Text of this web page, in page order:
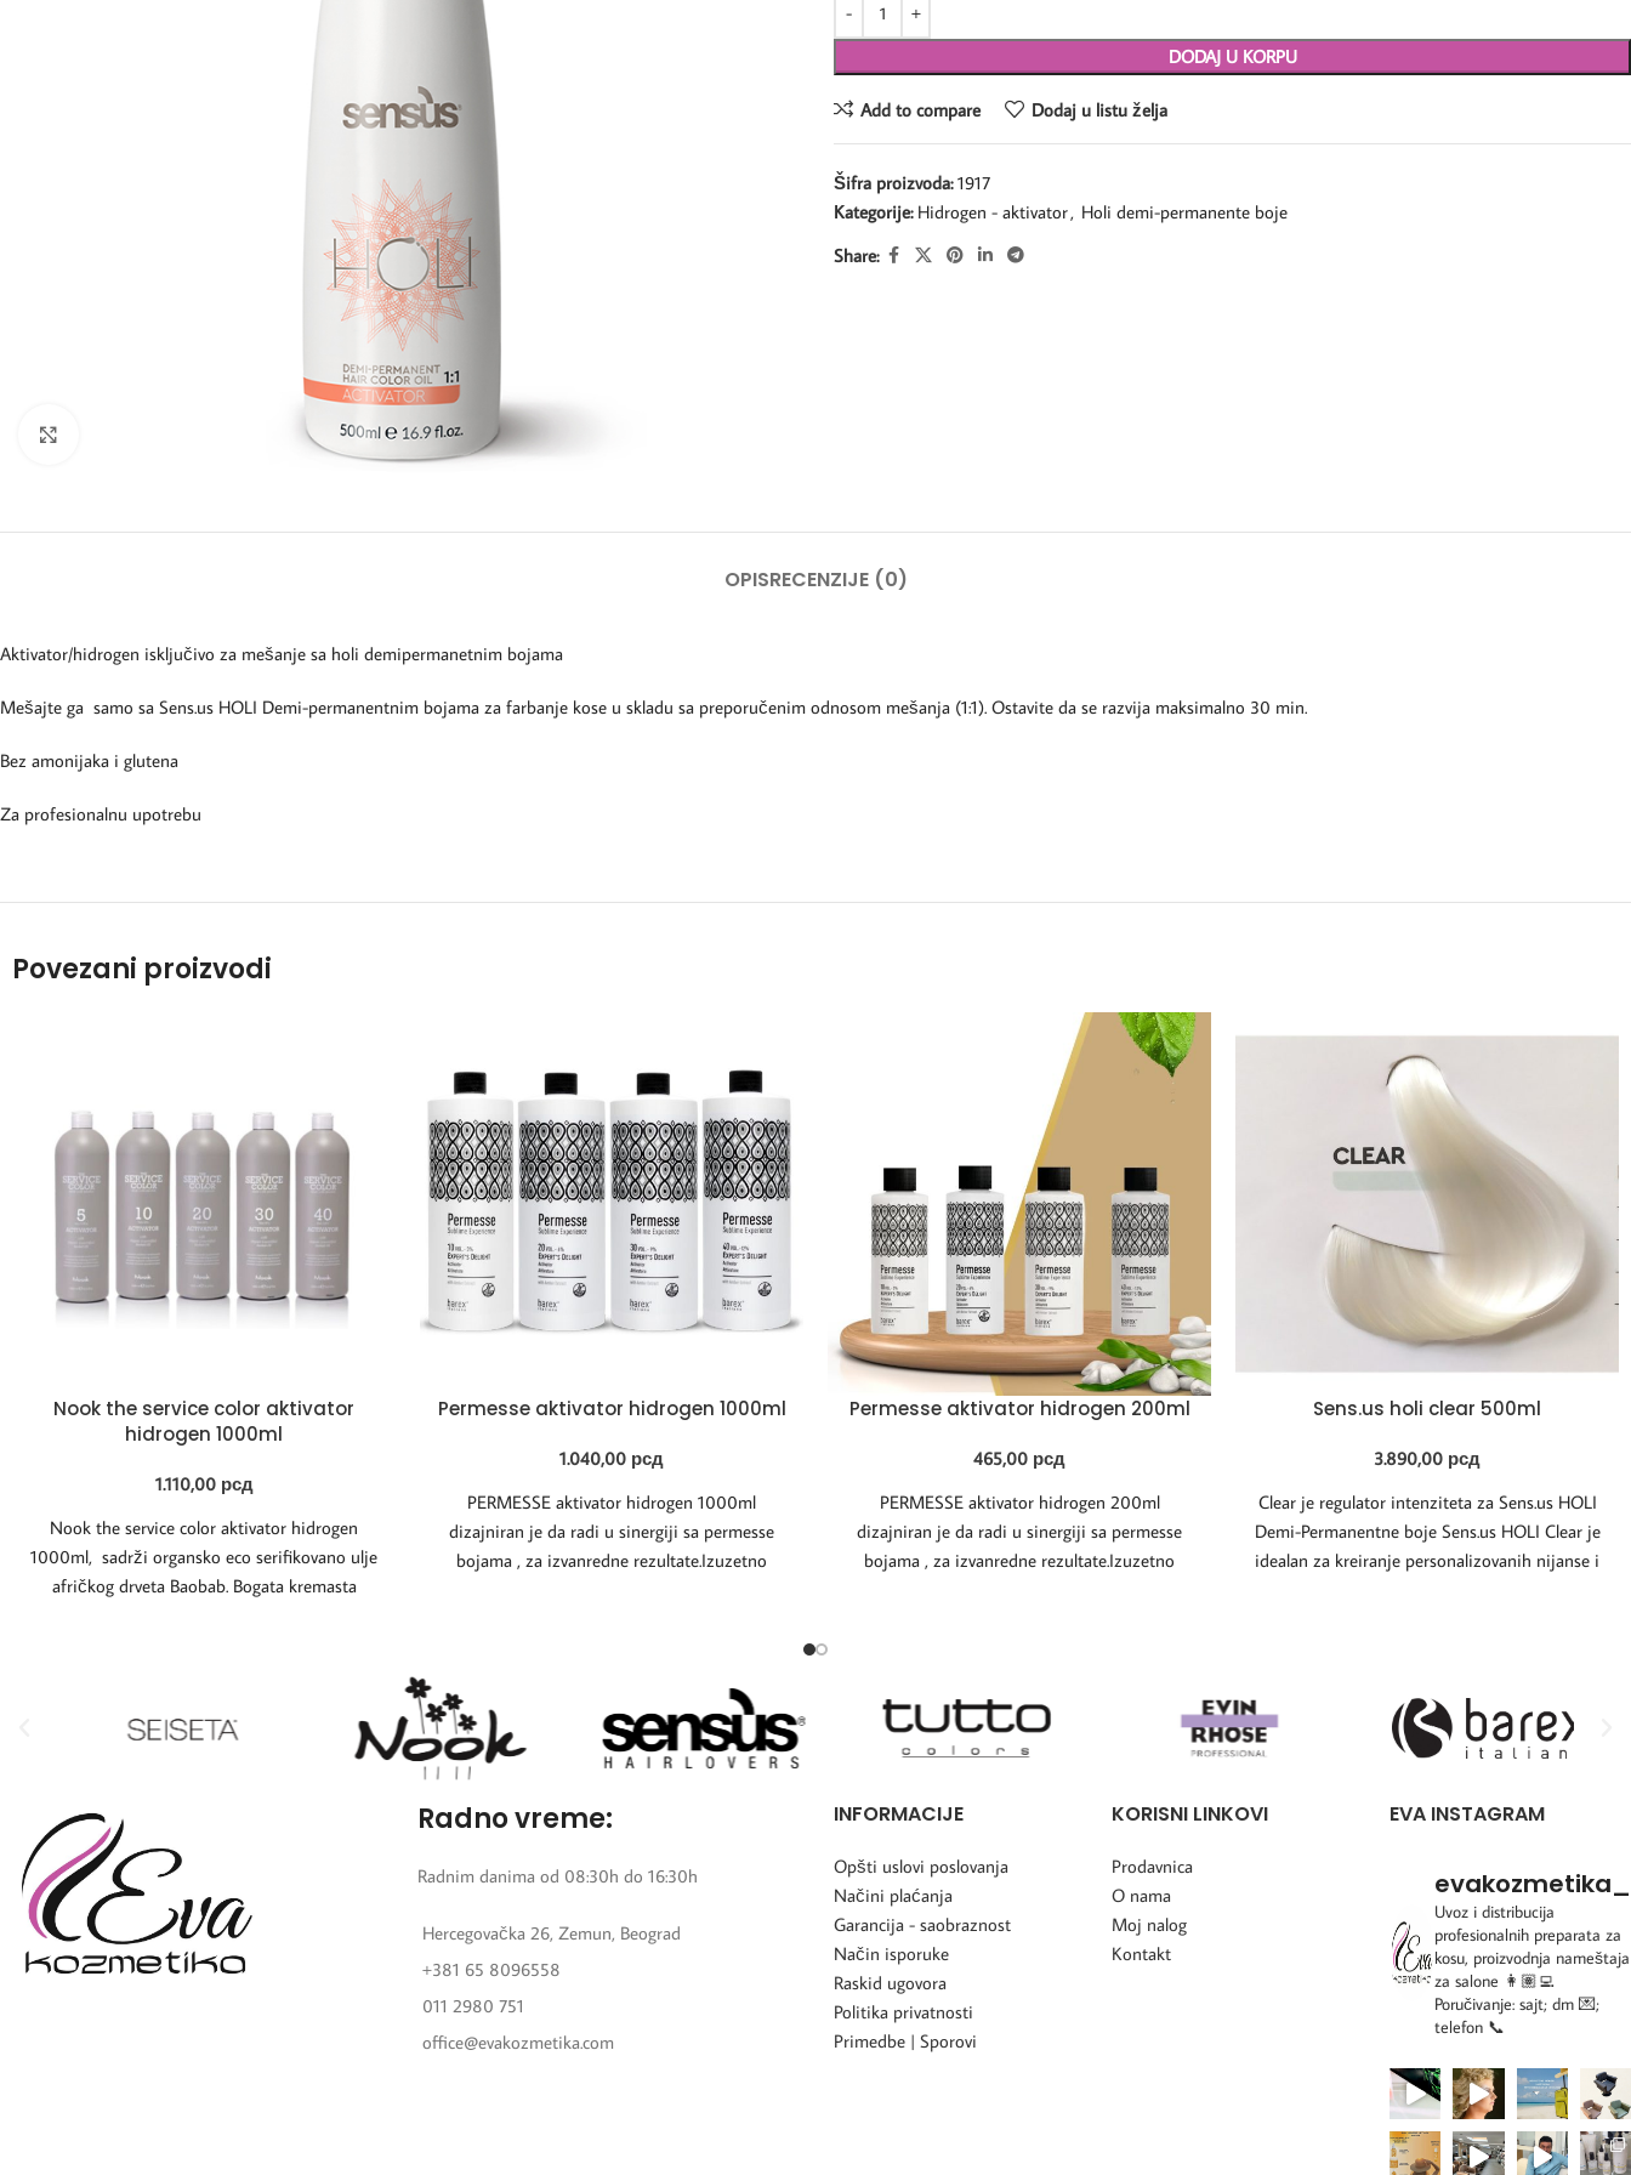
DODAJ U KORPU
Add to compare Dodaj u listu želja
Šifra proizvoda:1917
Kategorije: Hidrogen - aktivator, Holi demi-permanente boje
Share:
OPISRECENZIJE (0)
Aktivator/hidrogen isključivo za mešanje sa holi demipermanetnim bojama
Mešajte ga samo sa Sens.us HOLI Demi-permanentnim bojama za farbanje kose u skladu sa preporučenim odnosom mešanja (1:1). Ostavite da se razvija maksimalno 30 min.
Bez amonijaka i glutena
Za profesionalnu upotrebu
Povezani proizvodi
Nook the service color aktivator
hidrogen 1000ml
1.110,00 рсд
Nook the service color aktivator hidrogen
1000ml, sadrži organsko eco serifikovano ulje
afričkog drveta Baobab. Bogata kremasta
Permesse aktivator hidrogen 1000ml
1.040,00 рсд
PERMESSE aktivator hidrogen 1000ml
dizajniran je da radi u sinergiji sa permesse
bojama , za izvanredne rezultate.Izuzetno
Permesse aktivator hidrogen 200ml
465,00 рсд
PERMESSE aktivator hidrogen 200ml
dizajniran je da radi u sinergiji sa permesse
bojama , za izvanredne rezultate.Izuzetno
Sens.us holi clear 500ml
3.890,00 рсд
Clear je regulator intenziteta za Sens.us HOLI
Demi-Permanentne boje Sens.us HOLI Clear je
idealan za kreiranje personalizovanih nijanse i
Radno vreme:
Radnim danima od 08:30h do 16:30h
Hercegovačka 26, Zemun, Beograd
+381 65 8096558
011 2980 751
office@evakozmetika.com
INFORMACIJE
Opšti uslovi poslovanja
Načini plaćanja
Garancija - saobraznost
Način isporuke
Raskid ugovora
Politika privatnosti
Primedbe | Sporovi
KORISNI LINKOVI
Prodavnica
O nama
Moj nalog
Kontakt
EVA INSTAGRAM
evakozmetika_
Uvoz i distribucija
profesionalnih preparata za
kosu, proizvodnja nameštaja
za salone 👩🏽‍💻
Poručivanje: sajt; dm 💌;
telefon 📞